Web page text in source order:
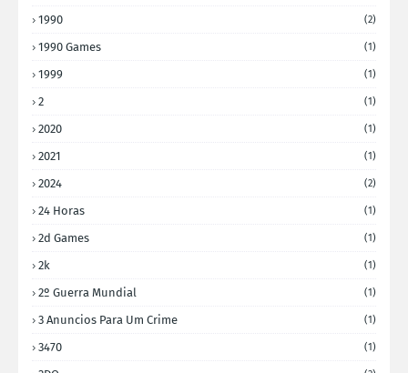
1990 (2)
1990 Games (1)
1999 (1)
2 (1)
2020 (1)
2021 (1)
2024 (2)
24 Horas (1)
2d Games (1)
2k (1)
2º Guerra Mundial (1)
3 Anuncios Para Um Crime (1)
3470 (1)